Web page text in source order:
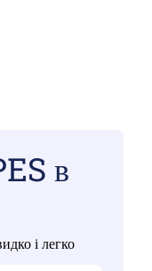
в
і легко